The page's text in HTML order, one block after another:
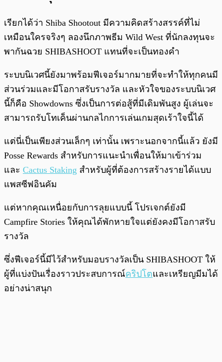
เรียกได้ว่า Shiba Shootout มีความคิดสร้างสรรค์ที่ไม่
เหมือนใครจริงๆ ลองนึกภาพธีม Wild West ที่นักลงทุนจะ
พากันฉวย SHIBASHOOT แทนที่จะเป็นทองคำ
ระบบนิเวศนี้ยังมาพร้อมฟีเจอร์มากมายที่จะทำให้ทุกคนมี
ส่วนร่วมและมีโอกาสรับรางวัล และหัวใจของระบบนิเวศ
นี้ก็คือ Showdowns ซึ่งเป็นการต่อสู้ที่มีเดิมพันสูง ผู้เล่นจะ
สามารถรับโทเค็นผ่านกลไกการเล่นเกมสุดเร้าใจนี้ได้
แต่นี่เป็นเพียงส่วนเล็กๆ เท่านั้น เพราะนอกจากนี้แล้ว ยังมี
Posse Rewards สำหรับการแนะนำเพื่อนให้มาเข้าร่วม
และ Cactus Staking สำหรับผู้ที่ต้องการสร้างรายได้แบบ
แพสซีฟอินคัม
แต่หากคุณเหนื่อยกับการลุยแบบนี้ โปรเจกต์ยังมี
Campfire Stories ให้คุณได้พักหายใจแต่ยังคงมีโอกาสรับ
รางวัล
ซึ่งฟีเจอร์นี้มีไว้สำหรับมอบรางวัลเป็น SHIBASHOOT ให้
ผู้ที่แบ่งปันเรื่องราวประสบการณ์คริปโตและเหรียญมีมได้
อย่างน่าสนุก